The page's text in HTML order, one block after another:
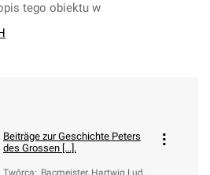
tego obiektu w
Beiträge zur Geschichte Peters
des Grossen [...].
Twórca: Bacmeister, Hartwig Ludw